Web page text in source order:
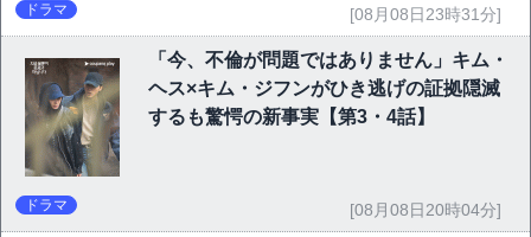
ドラマ [08月08日23時31分]
「今、不倫が問題ではありません」キム・
ヘス×キム・ジフンがひき逃げの証拠隠滅
するも驚愕の新事実【第3・4話】
ドラマ [08月08日20時04分]